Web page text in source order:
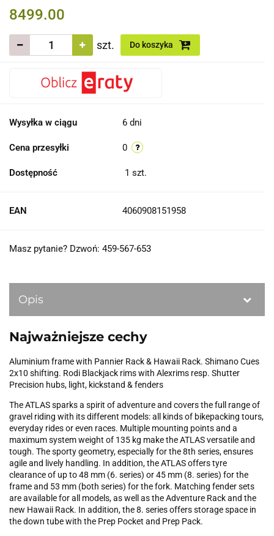
8499.00
szt. Do koszyka
Wysyłka w ciągu 6 dni
Cena przesyłki 0
Dostępność 1 szt.
EAN 4060908151958
Masz pytanie? Dzwoń: 459-567-653
Opis
Najważniejsze cechy
Aluminium frame with Pannier Rack & Hawaii Rack. Shimano Cues
2x10 shifting. Rodi Blackjack rims with Alexrims resp. Shutter
Precision hubs, light, kickstand & fenders
The ATLAS sparks a spirit of adventure and covers the full range of
gravel riding with its different models: all kinds of bikepacking tours,
everyday rides or even races. Multiple mounting points and a
maximum system weight of 135 kg make the ATLAS versatile and
tough. The sporty geometry, especially for the 8th series, ensures
agile and lively handling. In addition, the ATLAS offers tyre
clearance of up to 48 mm (6. series) or 45 mm (8. series) for the
frame and 53 mm (both series) for the fork. Matching fender sets
are available for all models, as well as the Adventure Rack and the
new Hawaii Rack. In addition, the 8. series offers storage space in
the down tube with the Prep Pocket and Prep Pack.